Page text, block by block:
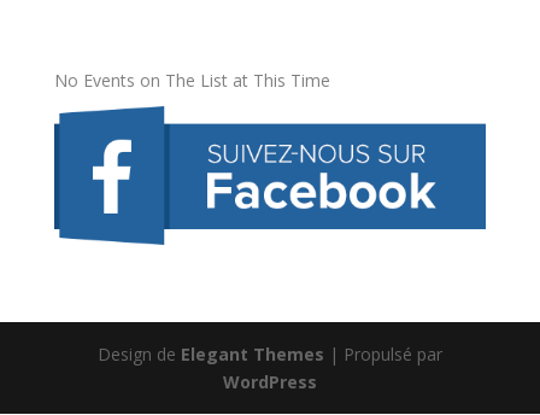
No Events on The List at This Time
Design de Elegant Themes | Propulsé par
WordPress